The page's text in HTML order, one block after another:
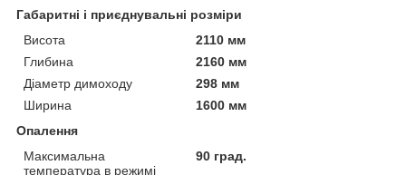
Габаритні і приєднувальні розміри
Висота
2110 мм
Глибина
2160 мм
Діаметр димоходу
298 мм
Ширина
1600 мм
Опалення
Максимальна
температура в режимі
90 град.